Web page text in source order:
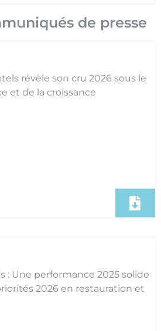
de presse
révèle son cru 2026 sous le
et de la croissance
: Une performance 2025 solide
2026 en restauration et